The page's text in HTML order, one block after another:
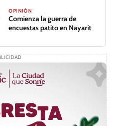
OPINIÓN
Comienza la guerra de
encuestas patito en Nayarit